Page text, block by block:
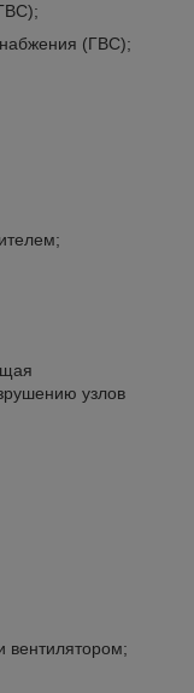
(ГВС);
узлов
вентилятором;